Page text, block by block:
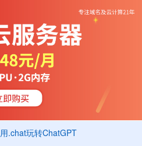
用.chat玩转ChatGPT